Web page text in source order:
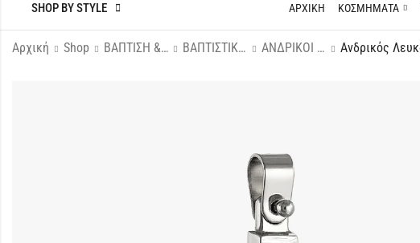
SHOP BY STYLE ΑΡΧΙΚΗ ΚΟΣΜΗΜΑΤΑ
Αρχική Shop ΒΑΠΤΙΣΗ & ΝΕΟΓΕΝΝΗΤΟ ΒΑΠΤΙΣΤΙΚΟΙ ΣΤΑΥΡΟΙ ΑΝΔΡΙΚΟΙ ΣΤΑΥΡΟΙ